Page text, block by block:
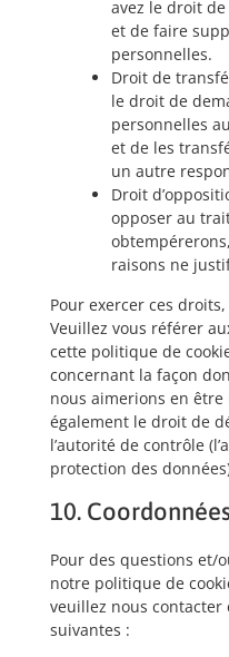
avez le droit
et de faire
personnelles.
Droit de
le droit de
personnelles
et de les
un autre
Droit
opposer au
raisons ne
Pour exercer ces
Veuillez vous référer
cette politique de
concernant la façon
nous aimerions en être
également le droit de
l’autorité de contrôle
protection des
10.
Pour des questions et/
notre politique de
veuillez nous
suivantes :